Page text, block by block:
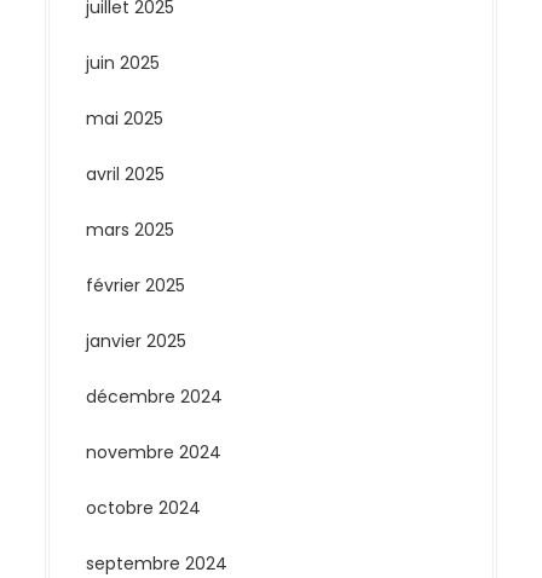
juillet 2025
juin 2025
mai 2025
avril 2025
mars 2025
février 2025
janvier 2025
décembre 2024
novembre 2024
octobre 2024
septembre 2024